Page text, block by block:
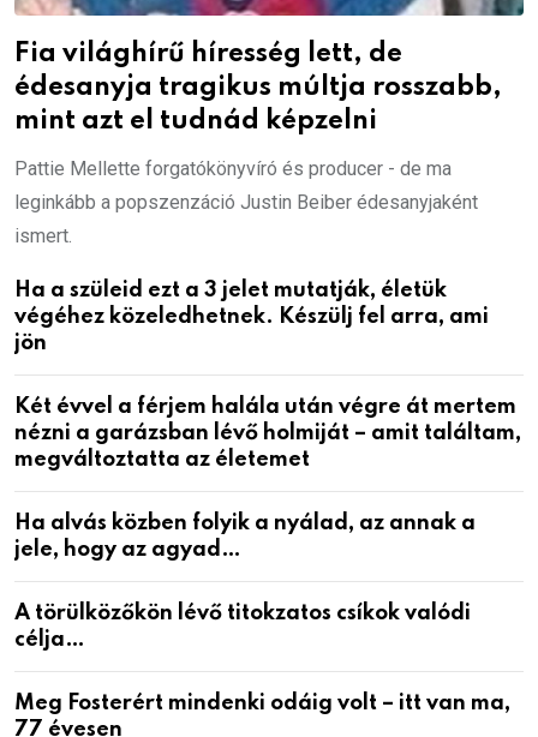
Fia világhírű híresség lett, de
édesanyja tragikus múltja rosszabb,
mint azt el tudnád képzelni
Pattie Mellette forgatókönyvíró és producer - de ma
leginkább a popszenzáció Justin Beiber édesanyjaként
ismert.
Ha a szüleid ezt a 3 jelet mutatják, életük
végéhez közeledhetnek. Készülj fel arra, ami
jön
Két évvel a férjem halála után végre át mertem
nézni a garázsban lévő holmiját – amit találtam,
megváltoztatta az életemet
Ha alvás közben folyik a nyálad, az annak a
jele, hogy az agyad…
A törülközőkön lévő titokzatos csíkok valódi
célja…
Meg Fosterért mindenki odáig volt – itt van ma,
77 évesen